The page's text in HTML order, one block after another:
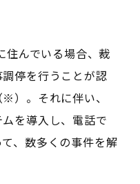
住んでいる場合、裁
停を行うことが認
）。それに伴い、
を導入し、電話で
、数多くの事件を解